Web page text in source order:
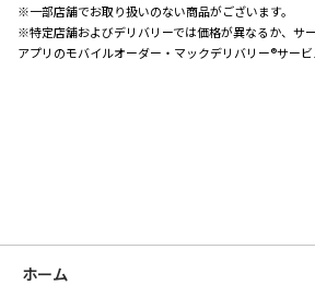
※一部店舗でお取り扱いのない商品がございます。
※特定店舗およびデリバリーでは価格が異なるか、サ
アプリのモバイルオーダー・マックデリバリー®サービ
ホーム